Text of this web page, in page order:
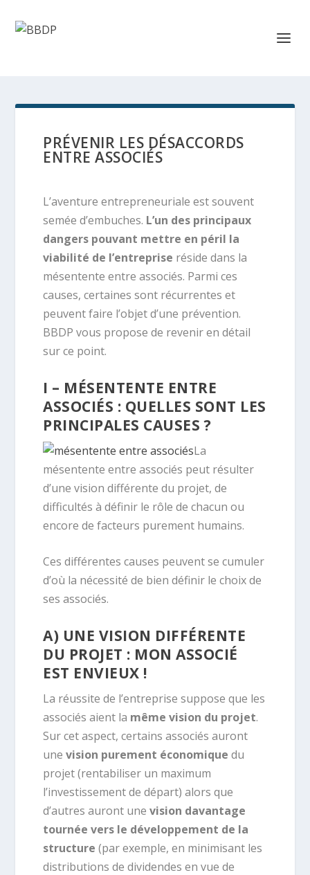
PRÉVENIR LES DÉSACCORDS
ENTRE ASSOCIÉS
L’aventure entrepreneuriale est souvent
semée d’embuches. L’un des principaux
dangers pouvant mettre en péril la
viabilité de l’entreprise réside dans la
mésentente entre associés. Parmi ces
causes, certaines sont récurrentes et
peuvent faire l’objet d’une prévention.
BBDP vous propose de revenir en détail
sur ce point.
I – MÉSENTENTE ENTRE
ASSOCIÉS : QUELLES SONT LES
PRINCIPALES CAUSES ?
La
mésentente entre associés peut résulter
d’une vision différente du projet, de
difficultés à définir le rôle de chacun ou
encore de facteurs purement humains.
Ces différentes causes peuvent se cumuler
d’où la nécessité de bien définir le choix de
ses associés.
A) UNE VISION DIFFÉRENTE
DU PROJET : MON ASSOCIÉ
EST ENVIEUX !
La réussite de l’entreprise suppose que les
associés aient la même vision du projet.
Sur cet aspect, certains associés auront
unevision purement économique du
projet (rentabiliser un maximum
l’investissement de départ) alors que
d’autres auront unevision davantage
tournée vers le développement de la
structure (par exemple, en minimisant les
distributions de dividendes en vue de